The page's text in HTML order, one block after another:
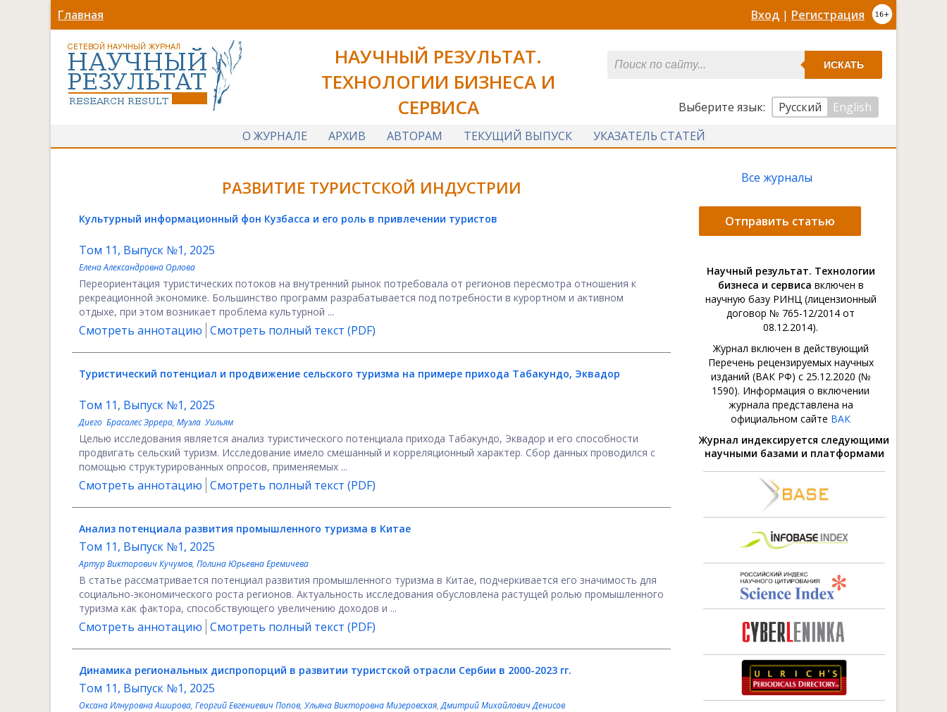
Главная Вход | Регистрация
НАУЧНЫЙ РЕЗУЛЬТАТ.
ТЕХНОЛОГИИ БИЗНЕСА И
СЕРВИСА
ИСКАТЬ
Выберите язык: Русский
English
О ЖУРНАЛЕ
АРХИВ АВТОРАМ ТЕКУЩИЙ ВЫПУСК УКАЗАТЕЛЬ СТАТЕЙ
РАЗВИТИЕ ТУРИСТСКОЙ ИНДУСТРИИ
Культурный информационный фон Кузбасса и его роль в привлечении туристов
Том 11, Выпуск №1, 2025
Елена Александровна Орлова
Переориентация туристических потоков на внутренний рынок потребовала от регионов пересмотра отношения к
рекреационной экономике. Большинство программ разрабатывается под потребности в курортном и активном
отдыхе, при этом возникает проблема культурной ...
Смотреть аннотацию Смотреть полный текст (PDF)
Туристический потенциал и продвижение сельского туризма на примере прихода Табакундо, Эквадор
Том 11, Выпуск №1, 2025
Диего Брасалес Эррера, Муэла Уильям
Целью исследования является анализ туристического потенциала прихода Табакундо, Эквадор и его способности
продвигать сельский туризм. Исследование имело смешанный и корреляционный характер. Сбор данных проводился с
помощью структурированных опросов, применяемых ...
Смотреть аннотацию Смотреть полный текст (PDF)
Анализ потенциала развития промышленного туризма в Китае
Том 11, Выпуск №1, 2025
Артур Викторович Кучумов, Полина Юрьевна Еремичева
В статье рассматривается потенциал развития промышленного туризма в Китае, подчеркивается его значимость для
социально-экономического роста регионов. Актуальность исследования обусловлена растущей ролью промышленного
туризма как фактора, способствующего увеличению доходов и ...
Смотреть аннотацию Смотреть полный текст (PDF)
Динамика региональных диспропорций в развитии туристской отрасли Сербии в 2000-2023 гг.
Том 11, Выпуск №1, 2025
Оксана Илнуровна Аширова, Георгий Евгениевич Попов, Ульяна Викторовна Мизеровская,Дмитрий Михайлович Денисов
Все журналы
Отправить статью
Научный результат. Технологии
бизнеса и сервиса включен в
научную базу РИНЦ (лицензионный
договор № 765-12/2014 от
08.12.2014).
Журнал включен в действующий
Перечень рецензируемых научных
изданий (ВАК РФ) с 25.12.2020 (№
1590). Информация о включении
журнала представлена на
официальном сайте ВАК
Журнал индексируется следующими
научными базами и платформами